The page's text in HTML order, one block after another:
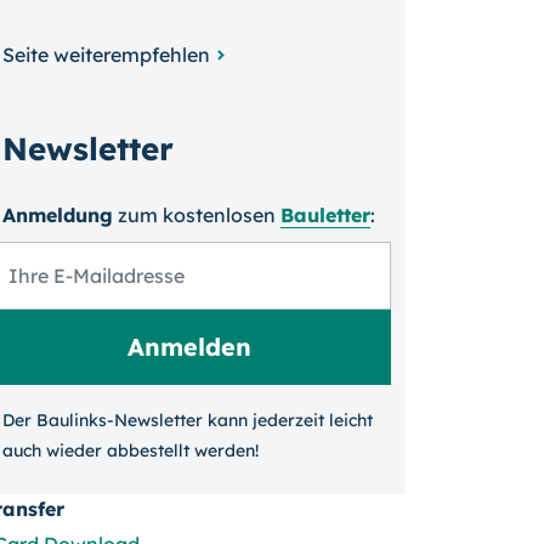
Seite weiterempfehlen
Newsletter
Anmeldung zum kosten­losen Bauletter:
Der Baulinks-Newsletter kann jeder­zeit leicht
auch wieder ab­bestellt werden!